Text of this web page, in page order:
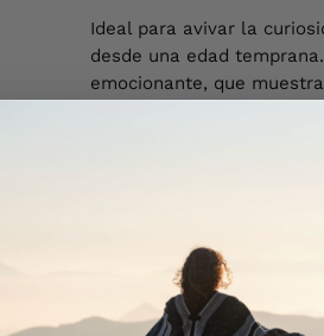
Ideal para avivar la
desde una edad
emocionante, que
aire, una introducción
la naturaleza y un
Recomendado para 2 a 5
Encuadernación: Boardbook
Tamaño: 13 x 18 cm